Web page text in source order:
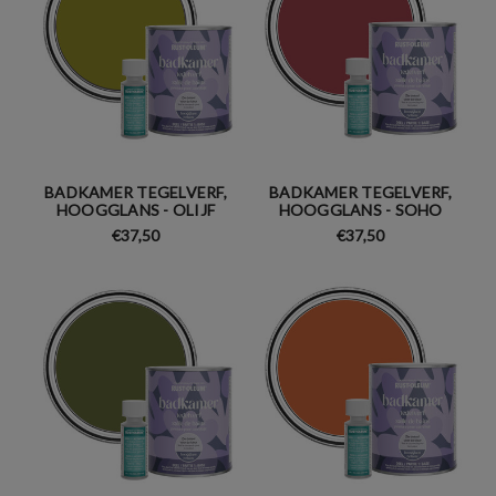
BADKAMER TEGELVERF,
HOOGGLANS - OLIJF
€37,50
BADKAMER TEGELVERF,
HOOGGLANS - SOHO
€37,50